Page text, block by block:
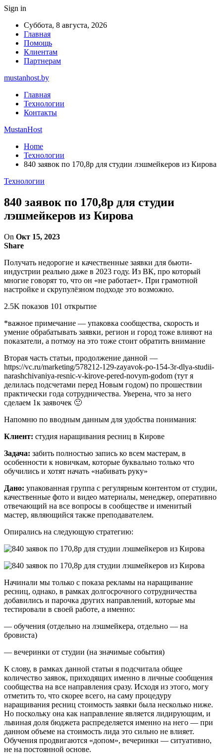
Sign in
Суббота, 8 августа, 2026
Главная
Помощь
Клиентам
Партнерам
mustanhost.by
Главная
Технологии
Контакты
MustanHost
Home
Технологии
840 заявок по 170,8р для студии лэшмейкеров из Кирова
Технологии
840 заявок по 170,8р для студии
лэшмейкеров из Кирова
On Окт 15, 2023
Share
Получать недорогие и качественные заявки для бьюти-
индустрии реально даже в 2023 году. Из ВК, про который
многие говорят то, что он «не работает». При грамотной
настройке и скрупулёзном подходе это возможно.
2.5K показов 101 открытие
*важное примечание — упаковка сообщества, скорость и
умение обрабатывать заявки, регион и город тоже влияют на
показатели, а потмоу на это тоже стоит обратить внимание
Вторая часть статьи, продолжение данной —
https://vc.ru/marketing/578212-129-zayavok-po-154-3r-dlya-studii-
narashchivaniya-resnic-v-kirove-pered-novym-godom (тут я
делилась подсчетами перед Новым годом) по прошествии
практически года сотрудничества. Уверена, что за него
сделаем 1к заявочек 🙂
Напомню по вводным данным для удобства понимания:
Клиент: студия наращивания ресниц в Кирове
Задача: забить полностью запись ко всем мастерам, в
особенности к новичкам, которые буквально только что
обучились и хотят начать «набивать руку»
Дано: упакованная группа с регулярным контентом от студии,
качественные фото и видео материалы, менеджер, оперативно
отвечающий на все вопросы в сообществе и именитый
мастер, являющийся также преподавателем.
Опирались на следующую стратегию:
Начинали мы только с показа рекламы на наращивание
ресниц, однако, в рамках долгосрочного сотрудничества
добавились и парочка других направлений, которые мы
тестировали в своей работе, а именно:
— обучения (отдельно на лэшмейкера, отдельно — на
бровиста)
— вечеринки от студии (на значимые события)
К слову, в рамках данной статьи я подсчитала общее
количество заявок, приходящих именно в личные сообщения
сообщества на все направления сразу. Исходя из этого, могу
отметить то, что скорее всего, на саму процедуру
наращивания ресниц стоимость заявки была несколько ниже.
Но поскольку она как направление является лидирующим, и
львиная доля бюджета распределяется именно на него — при
данном объеме на стоимость лида это сильно не влияет.
Обучения продвигаются «допом», вечеринки — ситуативно,
не на постоянной основе.